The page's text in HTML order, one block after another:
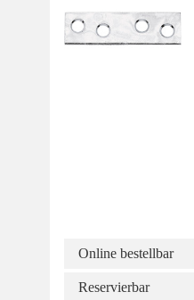
Online bestellbar
Reservierbar